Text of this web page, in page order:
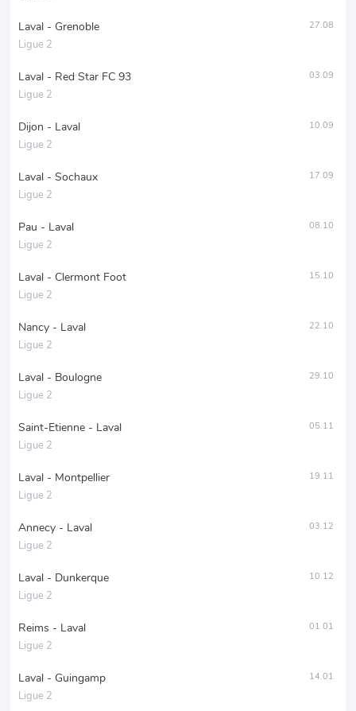
Laval - Grenoble
Ligue 2
27.08
Laval - Red Star FC 93
Ligue 2
03.09
Dijon - Laval
Ligue 2
10.09
Laval - Sochaux
Ligue 2
17.09
Pau - Laval
Ligue 2
08.10
Laval - Clermont Foot
Ligue 2
15.10
Nancy - Laval
Ligue 2
22.10
Laval - Boulogne
Ligue 2
29.10
Saint-Etienne - Laval
Ligue 2
05.11
Laval - Montpellier
Ligue 2
19.11
Annecy - Laval
Ligue 2
03.12
Laval - Dunkerque
Ligue 2
10.12
Reims - Laval
Ligue 2
01.01
Laval - Guingamp
Ligue 2
14.01